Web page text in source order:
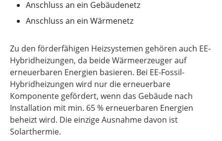
Anschluss an ein Gebäudenetz
Anschluss an ein Wärmenetz
Zu den förderfähigen Heizsystemen gehören auch EE-
Hybridheizungen, da beide Wärmeerzeuger auf
erneuerbaren Energien basieren. Bei EE-Fossil-
Hybridheizungen wird nur die erneuerbare
Komponente gefördert, wenn das Gebäude nach
Installation mit min. 65 % erneuerbaren Energien
beheizt wird. Die einzige Ausnahme davon ist
Solarthermie.